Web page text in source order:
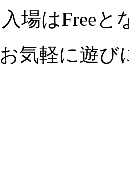
入場はFree
お気軽に遊び